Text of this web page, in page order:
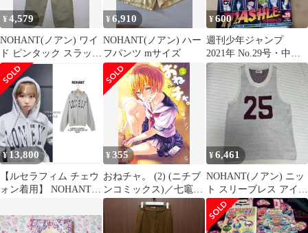
¥4,579
NOHANT(ノアン) ワイ
ド ピンタック スラック
ス ベージュ
¥6,910
NOHANT(ノアン) ハー
フパンツ mサイズ
¥600
週刊少年ジャンプ
2021年 No.29号・中古
本②
¥ 13,800
【ルセラフィム チェウ
ォン着用】 NOHANT
¥355
おねチャ。 (2) (ニチブ
ンコミックス)／七竈
アンノ
¥6,461
NOHANT(ノアン) ニッ
ト スリーブレス アイボ
リー M サイズ 出品